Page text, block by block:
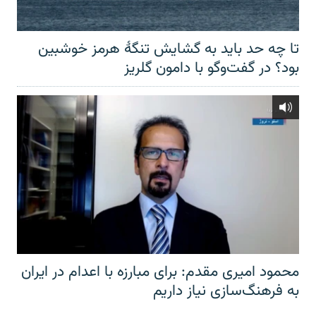
تا چه حد باید به گشایش تنگهٔ هرمز خوشبین
بود؟ در گفت‌وگو با دامون گلریز
محمود امیری مقدم: برای مبارزه با اعدام در ایران
به فرهنگ‌سازی نیاز داریم